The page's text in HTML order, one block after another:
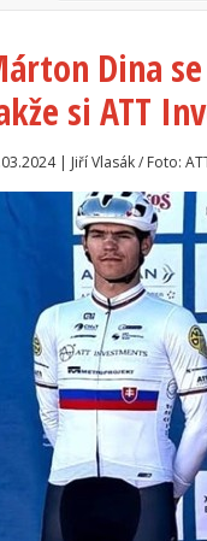
Dina
si ATT
| Jiří Vlasák / Foto: